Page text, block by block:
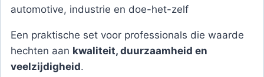
automotive, industrie en doe-het-zelf
Een praktische set voor professionals die waarde
hechten aan kwaliteit, duurzaamheid en
veelzijdigheid.